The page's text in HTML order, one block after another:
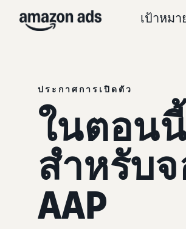
เป้าหมา
ประกาศการเปิดตัว
ในตอน
สำหรับ
AAP